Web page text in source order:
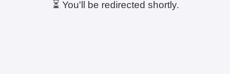
⏳ You'll be redirected shortly.